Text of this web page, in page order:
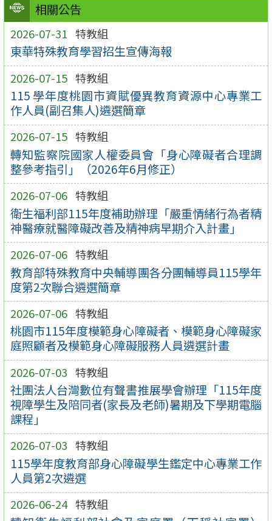
相關公告
2026-07-31 特教組
東華特殊教育學習招生宣傳海報
2026-07-15 特教組
115 學年度桃園市資賦優異教育資源中心專業工
作人員(副召集人)遴選簡章
2026-07-15 特教組
轉知監察院國家人權委員會「身心障礙者合理調
整參考指引」（2026年6月修正）
2026-07-06 特教組
衛生福利部115年度補助辦理「嚴重情緒行為者精
神醫療就醫障礙改善及精神病早期介入計畫」
2026-07-06 特教組
教育部特殊教育中央輔導團各分團輔導員115學年
度第2次聯合遴選簡章
2026-07-06 特教組
桃園市115年度模範身心障礙者、模範身心障礙家
庭照顧者及模範身心障礙服務人員遴選計畫
2026-07-03 特教組
社團法人台灣數位有聲書推展學會辦理「115年度
視障學生及陪同者(家長及老師)暑期及下學期電腦
課程」
2026-07-03 特教組
115學年度教育部身心障礙學生鑑定中心專業工作
人員第2次遴選
2026-06-24 特教組